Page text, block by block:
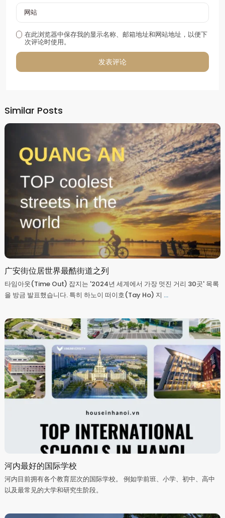
在此浏览器中保存我的显示名称、邮箱地址和网站地址，以便下
次评论时使用。
Similar Posts
广安街位居世界最酷街道之列
타임아웃(Time Out) 잡지는 '2024년 세계에서 가장 멋진 거리 30곳' 목록
을 방금 발표했습니다. 특히 하노이 떠이호(Tay Ho) 지 ...
河内最好的国际学校
河内目前拥有各个教育层次的国际学校。 例如学前班、小学、初中、高中
以及最常见的大学和研究生阶段。